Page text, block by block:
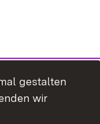
gestalten
wir